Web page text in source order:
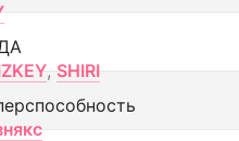
, SHIRI